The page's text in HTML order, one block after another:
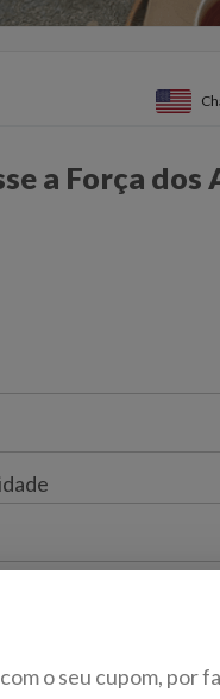
a Força dos
o seu cupom, por